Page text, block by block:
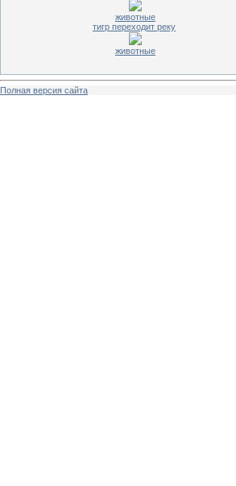
животные
тигр переходит реку
животные
Полная версия сайта